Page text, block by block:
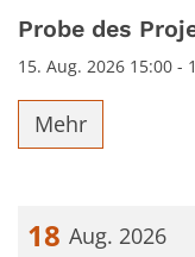
Datum: 15.
Probe des
15. Aug. 2026 15:00 -
Mehr
18 Aug. 2026